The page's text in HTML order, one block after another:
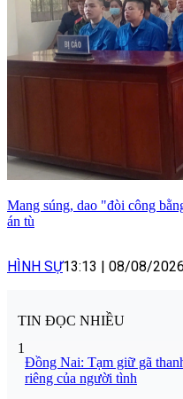
Mang súng, dao "đòi công
án tù
HÌNH SỰ13:13 08/08/2026
TIN ĐỌC NHIỀU
1
Đồng Nai: Tạm giữ gã
riêng của người tình